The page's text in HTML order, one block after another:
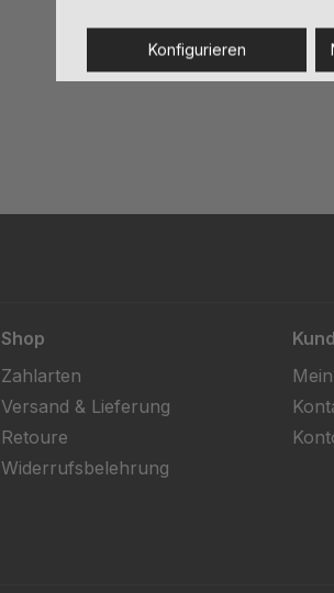
Shop
Zahlarten
Versand & Lieferung
Retoure
Widerrufsbelehrung
Konfigurieren